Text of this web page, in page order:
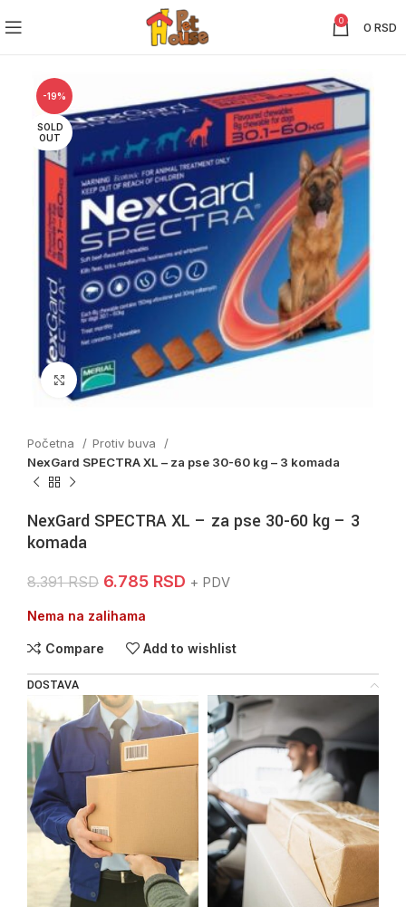
0 0 RSD
-19%
SOLD
OUT
Click to enlarge
Početna
Protiv buva
NexGard SPECTRA XL – za pse 30-60 kg – 3 komada
NexGard SPECTRA XL – za pse 30-60 kg – 3
komada
8.391RSD 6.785 RSD + PDV
Nema na zalihama
Compare Add to wishlist
DOSTAVA